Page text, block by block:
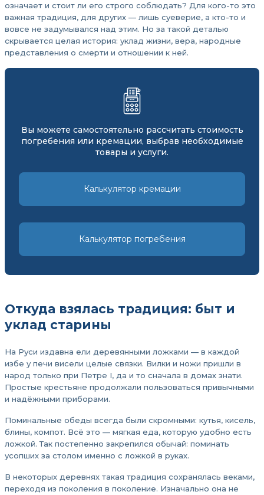
означает и стоит ли его строго соблюдать? Для кого-то это
важная традиция, для других — лишь суеверие, а кто-то и
вовсе не задумывался над этим. Но за такой деталью
скрывается целая история: уклад жизни, вера, народные
представления о смерти и отношении к ней.
Вы можете самостоятельно рассчитать стоимость
погребения или кремации, выбрав необходимые
товары и услуги.
Калькулятор кремации
Калькулятор погребения
Откуда взялась традиция: быт и
уклад старины
На Руси издавна ели деревянными ложками — в каждой
избе у печи висели целые связки. Вилки и ножи пришли в
народ только при Петре I, да и то сначала в домах знати.
Простые крестьяне продолжали пользоваться привычными
и надёжными приборами.
Поминальные обеды всегда были скромными: кутья, кисель,
блины, компот. Всё это — мягкая еда, которую удобно есть
ложкой. Так постепенно закрепился обычай: поминать
усопших за столом именно с ложкой в руках.
В некоторых деревнях такая традиция сохранялась веками,
переходя из поколения в поколение. Изначально она не